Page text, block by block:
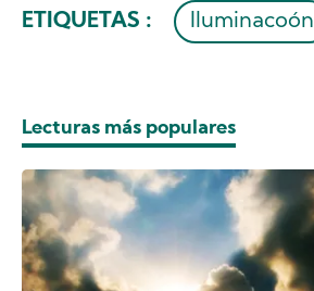
ETIQUETAS : Iluminacoón
Lecturas más populares